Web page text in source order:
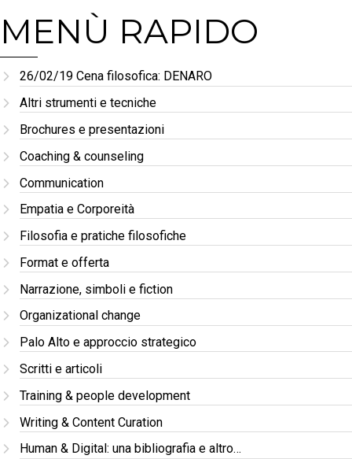
MENÙ RAPIDO
26/02/19 Cena filosofica: DENARO
Altri strumenti e tecniche
Brochures e presentazioni
Coaching & counseling
Communication
Empatia e Corporeità
Filosofia e pratiche filosofiche
Format e offerta
Narrazione, simboli e fiction
Organizational change
Palo Alto e approccio strategico
Scritti e articoli
Training & people development
Writing & Content Curation
Human & Digital: una bibliografia e altro…